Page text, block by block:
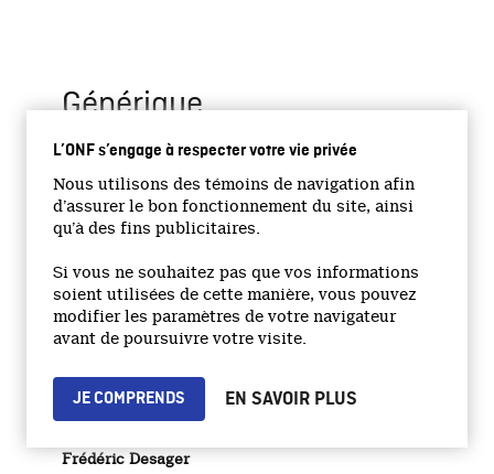
L’ONF s’engage à respecter votre vie privée
Nous utilisons des témoins de navigation afin
d’assurer le bon fonctionnement du site, ainsi
qu’à des fins publicitaires.
Si vous ne souhaitez pas que vos informations
soient utilisées de cette manière, vous pouvez
modifier les paramètres de votre navigateur
avant de poursuivre votre visite.
JE COMPRENDS EN SAVOIR PLUS
Générique
Un film de
Joanna Quinn et Les Mills
Beryl
Ifor
Benoît Brière
Beverly
Marika Lhoumeau
Nicolas Bacon
Frédéric Desager